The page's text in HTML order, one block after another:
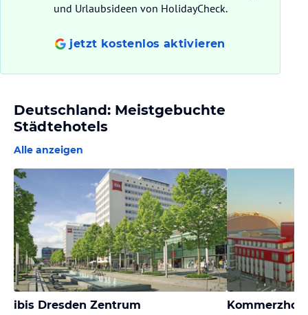
und Urlaubsideen von HolidayCheck.
jetzt kostenlos aktivieren
Deutschland: Meistgebuchte
Städtehotels
Alle anzeigen
ibis Dresden Zentrum